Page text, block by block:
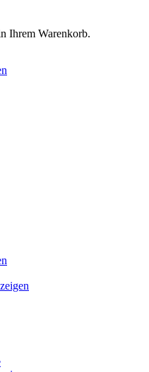
Ihrem Warenkorb.